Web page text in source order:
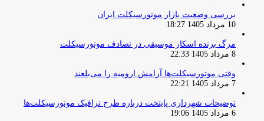
بررسی وضعیت بازار موتورسیکلت ایران
10 مرداد 1405 18:27
مرگ برنده اسکار موسیقی در تصادف موتورسیکلت
8 مرداد 1405 22:33
وقتی موتورسیکلت‌ها آرامش ارومیه را می‌بلعند
7 مرداد 1405 22:21
توضیحات شهرداری پایتخت درباره طرح ترافیک موتورسیکلت‌ها
6 مرداد 1405 19:06